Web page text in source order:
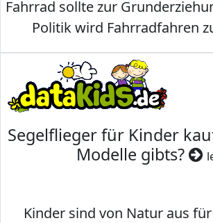
Fahrrad sollte zur
Politik wird Fahrradfahren
Segelflieger für Kinder
Modelle gibts?
Kinder sind von Natur aus